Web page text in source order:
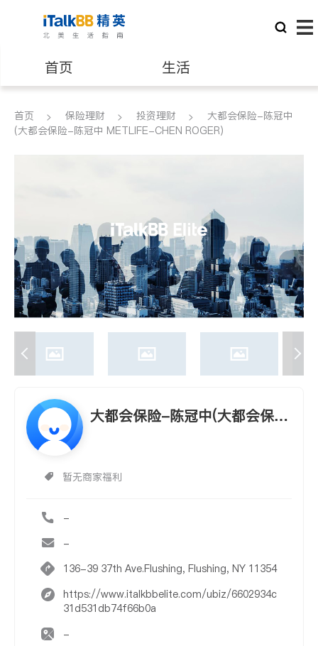
首页 生活
医生 律师
养老 非盈利组织
首页 保险理财 投资理财
大都会保险-陈冠中
(大都会保险-陈冠中 METLIFE-CHEN ROGER)
大都会保险-陈冠中(大都会保
暂无商家福利
-
-
136-39 37th Ave.Flushing, Flushing, NY 11354
https://www.italkbbelite.com/ubiz/6602934c
31d531db74f66b0a
-